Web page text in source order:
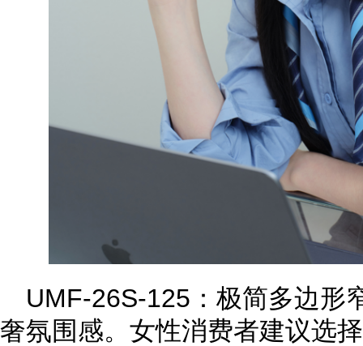
UMF-26S-125：极简多边形
奢氛围感。女性消费者建议选